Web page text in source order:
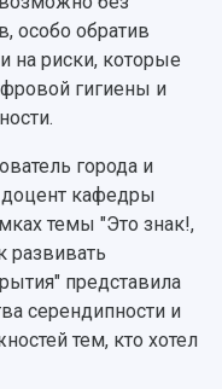
особо обратив
на риски, которые
гигиены и
города и
кафедры
темы "Это знак!,
развивать
представила
серендипности и
тем, кто хотел